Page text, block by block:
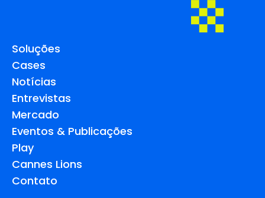
Soluções
Cases
Notícias
Entrevistas
Mercado
Eventos & Publicações
Play
Cannes Lions
Contato